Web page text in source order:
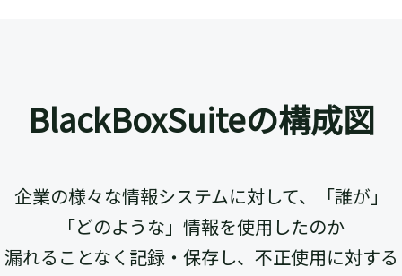
BlackBoxSuiteの構成図
企業の様々な情報システムに対して、「誰が」
「どのような」情報を使用したのか
漏れることなく記録・保存し、不正使用に対する